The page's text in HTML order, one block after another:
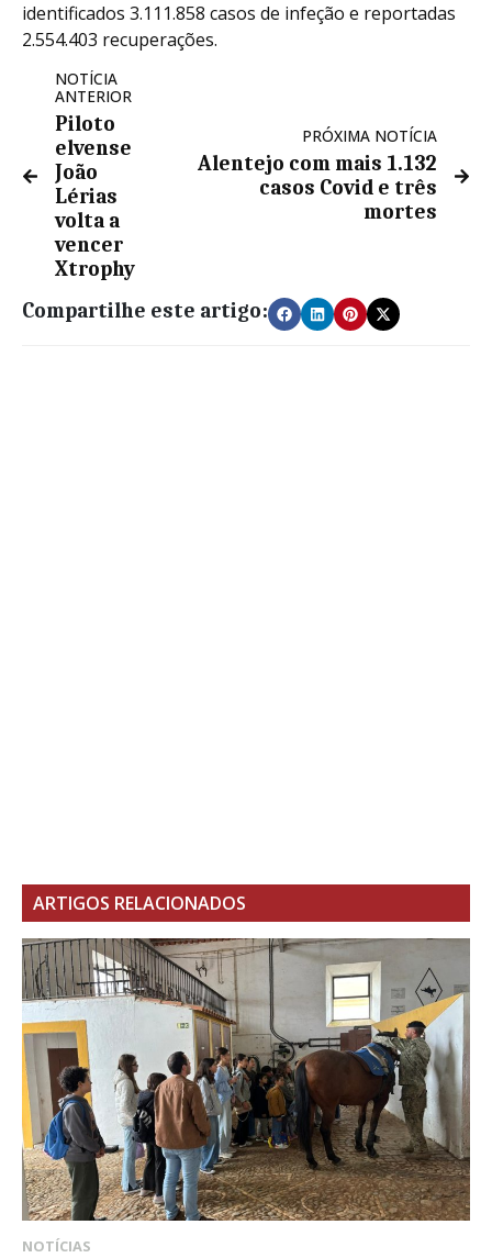
identificados 3.111.858 casos de infeção e reportadas
2.554.403 recuperações.
NOTÍCIA
ANTERIOR
Piloto
elvense
João
Lérias
volta a
vencer
Xtrophy
PRÓXIMA NOTÍCIA
Alentejo com mais 1.132
casos Covid e três
mortes
Compartilhe este artigo:
ARTIGOS RELACIONADOS
NOTÍCIAS